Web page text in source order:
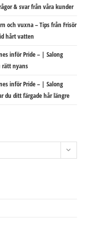
& svar från våra kunder
och vuxna – Tips från Frisör
hårt vatten
inför Pride – | Salong
rätt nyans
inför Pride – | Salong
du ditt färgade hår längre